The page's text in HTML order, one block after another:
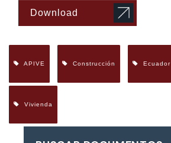
Download
APIVE Construcción Ecuador
Vivienda